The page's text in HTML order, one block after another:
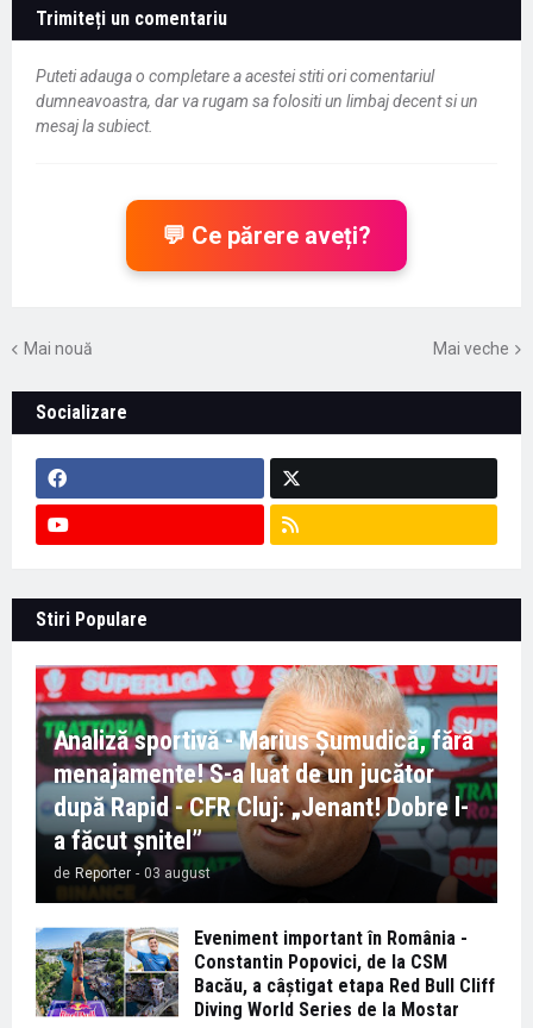
Trimiteți un comentariu
Puteti adauga o completare a acestei stiti ori comentariul
dumneavoastra, dar va rugam sa folositi un limbaj decent si un
mesaj la subiect.
💬 Ce părere aveți?
Mai nouă Mai veche
Socializare
Stiri Populare
Analiză sportivă - Marius Șumudică, fără
menajamente! S-a luat de un jucător
după Rapid - CFR Cluj: „Jenant! Dobre l-
a făcut șnitel”
de Reporter - 03 august
Eveniment important în România -
Constantin Popovici, de la CSM
Bacău, a câștigat etapa Red Bull Cliff
Diving World Series de la Mostar